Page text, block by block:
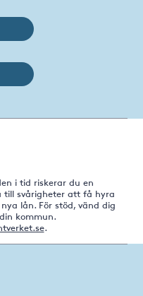
i tid riskerar du en
till svårigheter att få hyra
lån. För stöd, vänd dig
kommun.
.